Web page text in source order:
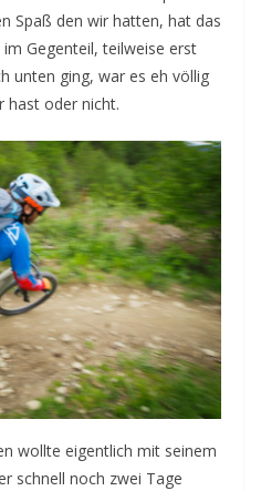
Spaß den wir hatten, hat das
Gegenteil, teilweise erst
unten ging, war es eh völlig
hast oder nicht.
wollte eigentlich mit seinem
schnell noch zwei Tage